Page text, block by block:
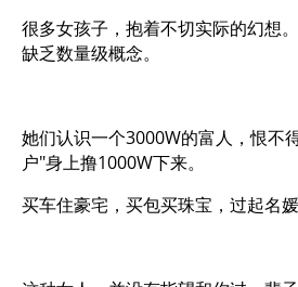
很多女孩子，抱着不切实际的幻想
缺乏数量级概念。
她们认识一个3000W的富人，恨不
户"身上撸1000W下来。
买车住豪宅，买包买珠宝，过起名媛